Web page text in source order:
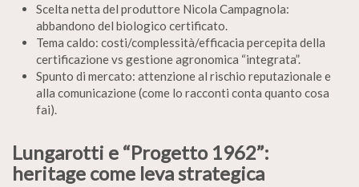
Scelta netta del produttore Nicola Campagnola:
abbandono del biologico certificato.
Tema caldo: costi/complessità/efficacia percepita della
certificazione vs gestione agronomica “integrata”.
Spunto di mercato: attenzione al rischio reputazionale e
alla comunicazione (come lo racconti conta quanto cosa
fai).
Lungarotti e “Progetto 1962”:
heritage come leva strategica